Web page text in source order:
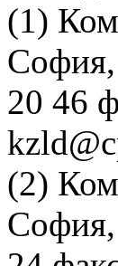
(1)
20 46
(2)